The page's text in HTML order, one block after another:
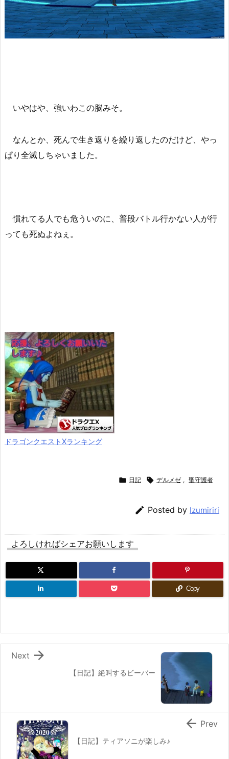
いやはや、強いわこの脳みそ。
なんとか、死んで生き返りを繰り返したのだけど、やっ
ぱり全滅しちゃいました。
慣れてる人でも危ういのに、普段バトル行かない人が行
っても死ぬよねぇ。
ドラゴンクエストXランキング
 日記  デルメゼ , 聖守護者
 Posted by Izumiriri
よろしければシェアお願いします
Copy
【日記】絶叫するビーバー

Next
【日記】ティアソニが楽しみ♪
 Prev